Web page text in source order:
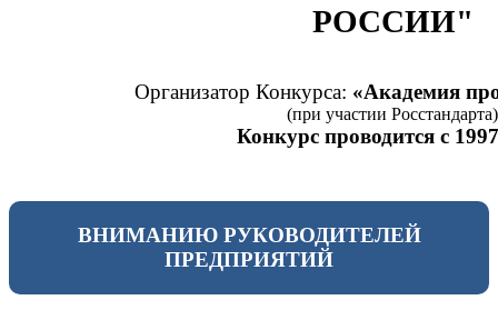
РОССИИ"
Организатор Конкурса: «Академия
(при участии Росстандарта)
Конкурс проводится с
ВНИМАНИЮ РУКОВОДИТЕЛЕЙ
ПРЕДПРИЯТИЙ